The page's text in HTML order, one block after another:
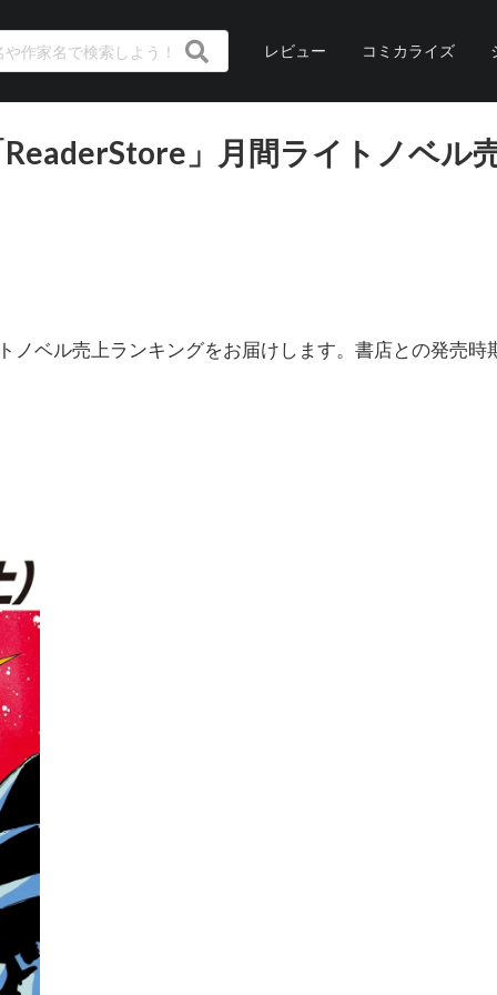
レビュー コミカライズ
」月間ライトノベル
ノベル売上ランキングをお届けします。書店との発売時